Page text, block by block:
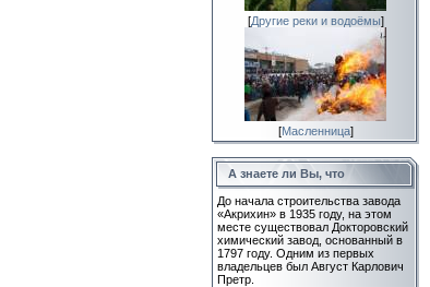
[Другие реки и водоёмы]
[Масленница]
А знаете ли Вы, что
До начала строительства завода
«Акрихин» в 1935 году, на этом
месте существовал Докторовский
химический завод, основанный в
1797 году. Одним из первых
владельцев был Август Карлович
Претр.